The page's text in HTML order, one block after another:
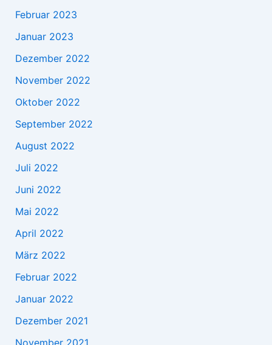
Februar 2023
Januar 2023
Dezember 2022
November 2022
Oktober 2022
September 2022
August 2022
Juli 2022
Juni 2022
Mai 2022
April 2022
März 2022
Februar 2022
Januar 2022
Dezember 2021